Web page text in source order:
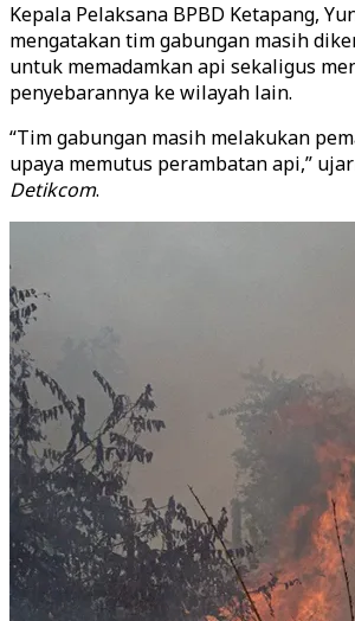
Kepala Pelaksana BPBD Ketapang,
mengatakan tim gabungan masih
untuk memadamkan api sekaligus
penyebarannya ke wilayah lain.
“Tim gabungan masih melakukan
upaya memutus perambatan api,”
Detikcom.